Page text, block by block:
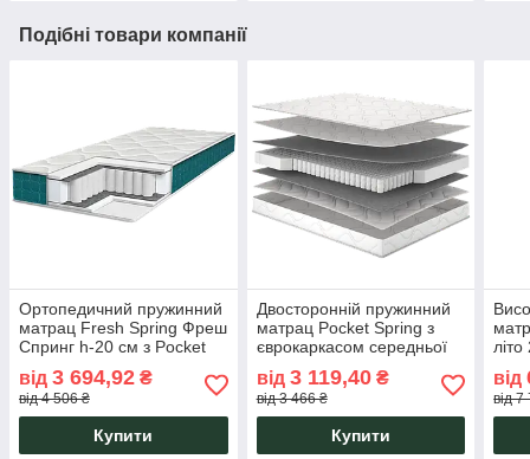
Подібні товари компанії
Ортопедичний пружинний
матрац Fresh Spring Фреш
Спринг h-20 см з Pocket
жорсткості Eurosleep
від 3 694,92 ₴
від 4 506 ₴
Купити
Двосторонній пружинний
матрац Pocket Spring з
єврокаркасом середньої
см Matro
від 3 119,40₴
від 3 466 ₴
Купити
in 1
від
від